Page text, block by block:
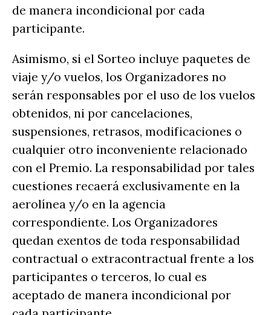
de manera incondicional por cada
participante.
Asimismo, si el Sorteo incluye paquetes de
viaje y/o vuelos, los Organizadores no
serán responsables por el uso de los vuelos
obtenidos, ni por cancelaciones,
suspensiones, retrasos, modificaciones o
cualquier otro inconveniente relacionado
con el Premio. La responsabilidad por tales
cuestiones recaerá exclusivamente en la
aerolínea y/o en la agencia
correspondiente. Los Organizadores
quedan exentos de toda responsabilidad
contractual o extracontractual frente a los
participantes o terceros, lo cual es
aceptado de manera incondicional por